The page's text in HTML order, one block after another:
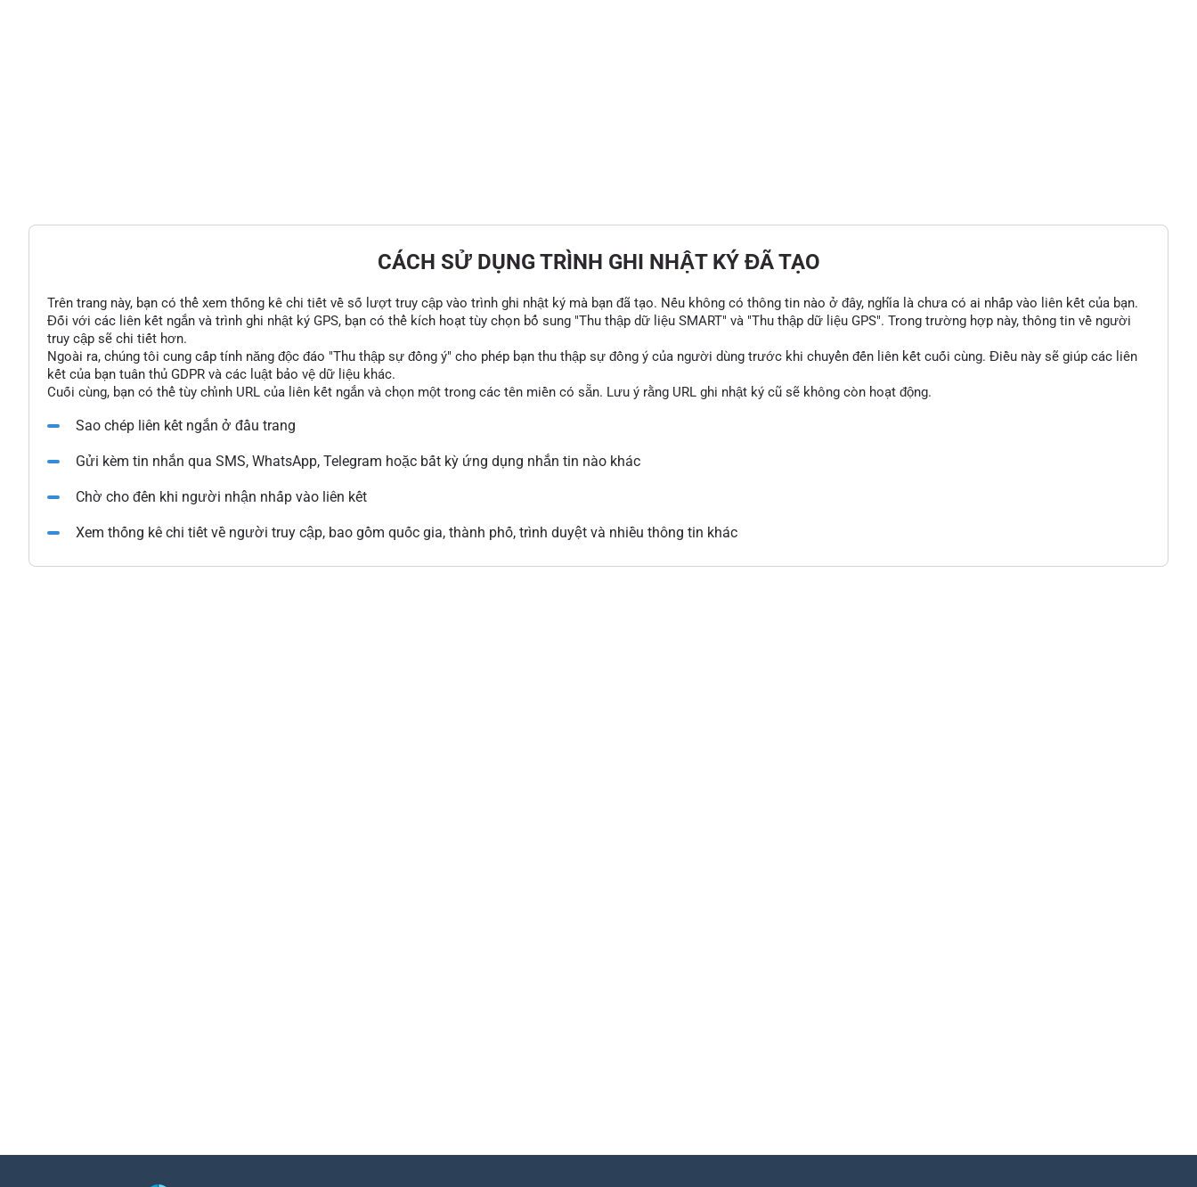
CÁCH SỬ DỤNG TRÌNH GHI NHẬT KÝ ĐÃ TẠO
Trên trang này, bạn có thể xem thống kê chi tiết về số lượt truy cập vào trình ghi nhật ký mà bạn đã tạo. Nếu không có thông tin nào ở đây, nghĩa là chưa có ai nhấp vào liên kết của bạn.
Đối với các liên kết ngắn và trình ghi nhật ký GPS, bạn có thể kích hoạt tùy chọn bổ sung "Thu thập dữ liệu SMART" và "Thu thập dữ liệu GPS". Trong trường hợp này, thông tin về người
truy cập sẽ chi tiết hơn.
Ngoài ra, chúng tôi cung cấp tính năng độc đáo "Thu thập sự đồng ý" cho phép bạn thu thập sự đồng ý của người dùng trước khi chuyển đến liên kết cuối cùng. Điều này sẽ giúp các liên
kết của bạn tuân thủ GDPR và các luật bảo vệ dữ liệu khác.
Cuối cùng, bạn có thể tùy chỉnh URL của liên kết ngắn và chọn một trong các tên miền có sẵn. Lưu ý rằng URL ghi nhật ký cũ sẽ không còn hoạt động.
Sao chép liên kết ngắn ở đầu trang
Gửi kèm tin nhắn qua SMS, WhatsApp, Telegram hoặc bất kỳ ứng dụng nhắn tin nào khác
Chờ cho đến khi người nhận nhấp vào liên kết
Xem thống kê chi tiết về người truy cập, bao gồm quốc gia, thành phố, trình duyệt và nhiều thông tin khác